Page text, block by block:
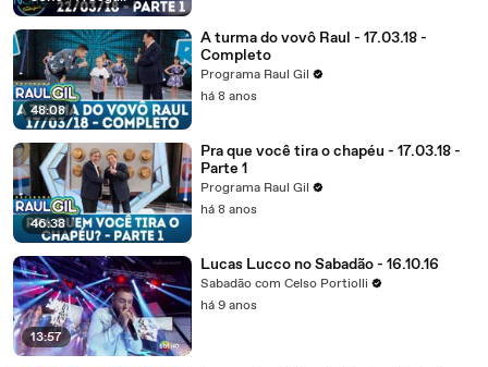
48:08
A turma do vovô Raul - 17.03.18 -
Completo
Programa Raul Gil
há 8 anos
46:38
Pra que você tira o chapéu - 17.03.18 -
Parte 1
Programa Raul Gil
há 8 anos
13:57
Lucas Lucco no Sabadão - 16.10.16
Sabadão com Celso Portiolli
há 9 anos